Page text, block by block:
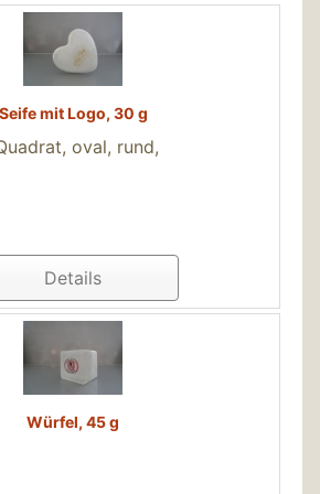
Seife mit Logo, 30 g
oval, rund,
Details
Würfel, 45 g